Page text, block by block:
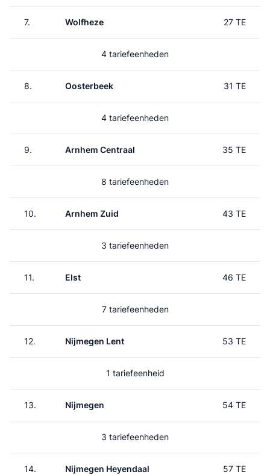
7. Wolfheze 27 TE
4 tariefeenheden
8. Oosterbeek 31 TE
4 tariefeenheden
9. Arnhem Centraal 35 TE
8 tariefeenheden
10. Arnhem Zuid 43 TE
3 tariefeenheden
11. Elst 46 TE
7 tariefeenheden
12. Nijmegen Lent 53 TE
1 tariefeenheid
13. Nijmegen 54 TE
3 tariefeenheden
14. Nijmegen Heyendaal 57 TE